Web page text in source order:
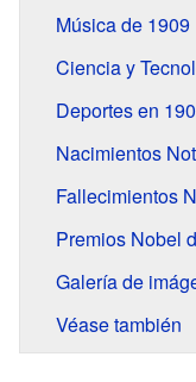
Música de 1909
Ciencia y
Deportes en
Nacimientos
Fallecimientos
Premios Nobel
Galería de
Véase también